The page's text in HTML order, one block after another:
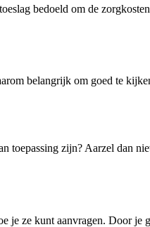
bedoeld om de
belangrijk om goed te
zijn? Aarzel dan
ze kunt aanvragen. Door